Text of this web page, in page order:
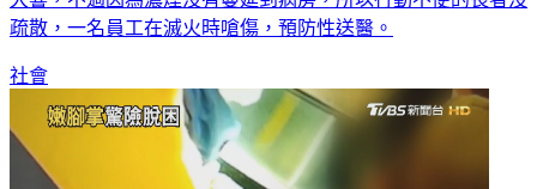
疏散，一名員工在滅火時嗆傷，預防性送醫。
社會